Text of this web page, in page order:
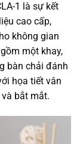
1 là sự kết
cao cấp,
không gian
một khay,
bàn chải đánh
họa tiết vân
bắt mắt.